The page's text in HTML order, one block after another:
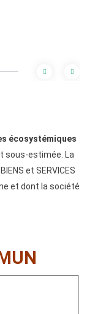
écosystémiques
sous-estimée. La
et SERVICES
et dont la société